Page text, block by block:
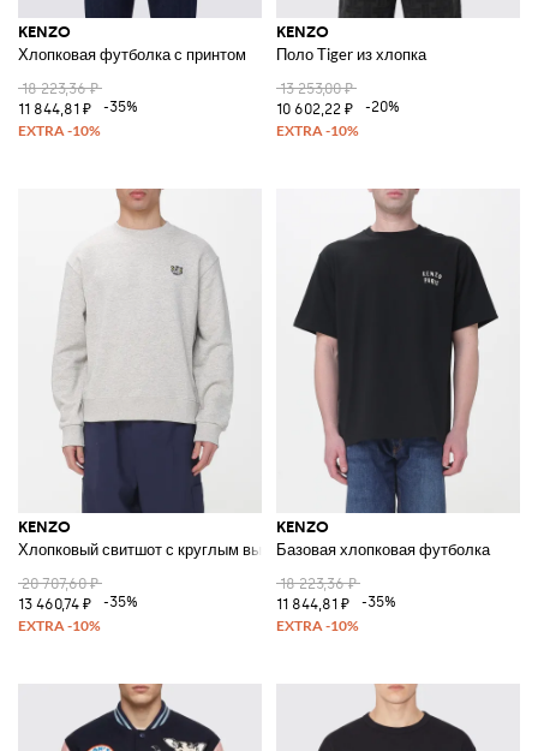
KENZO
Хлопковая футболка с принтом
18 223,36 ₽
11 844,81 ₽
-35%
KENZO
Поло Tiger из хлопка
13 253,00 ₽
10 602,22 ₽
-20%
KENZO
Хлопковый свитшот с круглым вырезом
20 707,60 ₽
13 460,74 ₽
-35%
KENZO
Базовая хлопковая футболка
18 223,36 ₽
11 844,81 ₽
-35%